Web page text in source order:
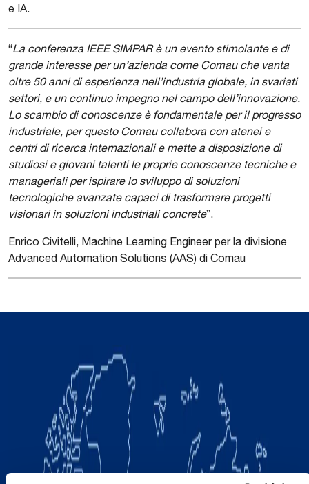
e IA.
“La conferenza IEEE SIMPAR è un evento stimolante e di
grande interesse per un’azienda come Comau che vanta
oltre 50 anni di esperienza nell’industria globale, in svariati
settori, e un continuo impegno nel campo dell’innovazione.
Lo scambio di conoscenze è fondamentale per il progresso
industriale, per questo Comau collabora con atenei e
centri di ricerca internazionali e mette a disposizione di
studiosi e giovani talenti le proprie conoscenze tecniche e
manageriali per ispirare lo sviluppo di soluzioni
tecnologiche avanzate capaci di trasformare progetti
visionari in soluzioni industriali concrete”.
Enrico Civitelli, Machine Learning Engineer per la divisione
Advanced Automation Solutions (AAS) di Comau